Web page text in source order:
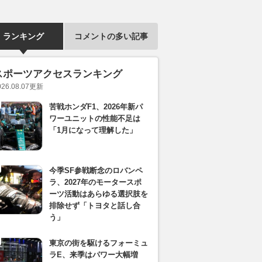
ランキング コメントの多い記事
ポーツアクセスランキング
更新
苦戦ホンダF1、2026年新パ
ワーユニットの性能不足は
「1月になって理解した」
今季SF参戦断念のロバンペ
ラ、2027年のモータースポ
ーツ活動はあらゆる選択肢を
排除せず「トヨタと話し合
う」
東京の街を駆けるフォーミュ
ラE、来季はパワー大幅増